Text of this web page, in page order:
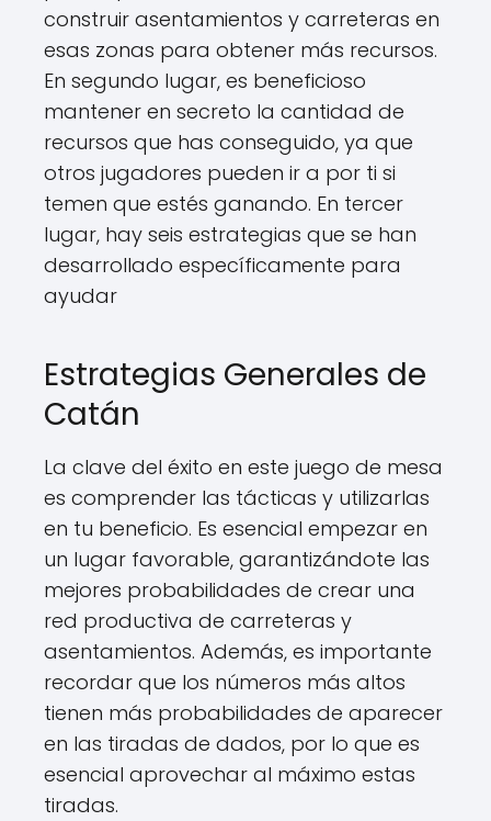
construir asentamientos y carreteras en
esas zonas para obtener más recursos.
En segundo lugar, es beneficioso
mantener en secreto la cantidad de
recursos que has conseguido, ya que
otros jugadores pueden ir a por ti si
temen que estés ganando. En tercer
lugar, hay seis estrategias que se han
desarrollado específicamente para
ayudar
Estrategias Generales de
Catán
La clave del éxito en este juego de mesa
es comprender las tácticas y utilizarlas
en tu beneficio. Es esencial empezar en
un lugar favorable, garantizándote las
mejores probabilidades de crear una
red productiva de carreteras y
asentamientos. Además, es importante
recordar que los números más altos
tienen más probabilidades de aparecer
en las tiradas de dados, por lo que es
esencial aprovechar al máximo estas
tiradas.